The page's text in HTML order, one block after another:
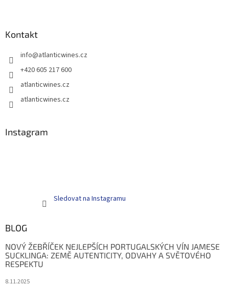
Kontakt
info@atlanticwines.cz
+420 605 217 600
atlanticwines.cz
atlanticwines.cz
Instagram
Sledovat na Instagramu
BLOG
NOVÝ ŽEBŘÍČEK NEJLEPŠÍCH PORTUGALSKÝCH VÍN JAMESE
SUCKLINGA: ZEMĚ AUTENTICITY, ODVAHY A SVĚTOVÉHO
RESPEKTU
8.11.2025